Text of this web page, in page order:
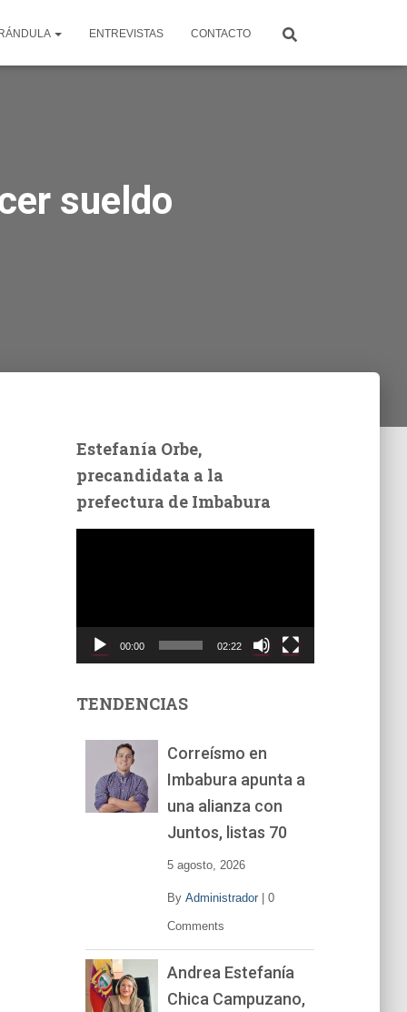
ENTREVISTAS CONTACTO
sueldo
Estefanía Orbe,
precandidata a la
prefectura de Imbabura
t
00:00 02:22
TENDENCIAS
Correísmo en
Imbabura apunta a
una alianza con
Juntos, listas 70
5 agosto, 2026
By Administrador| 0
Comments
Andrea Estefanía
Chica Campuzano,